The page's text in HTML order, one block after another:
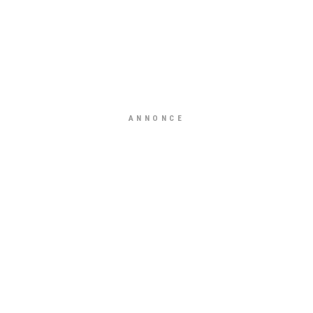
ANNONCE